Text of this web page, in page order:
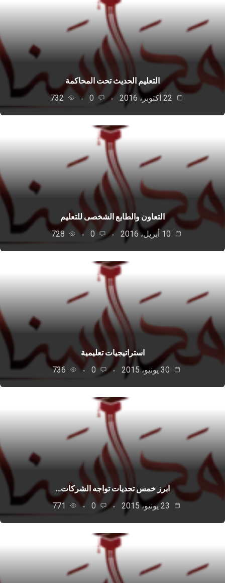
التعليم الحديث تحت المحاكمة
0
732
التعاون والطابع الشخصى للتعليم
0
728
استراتيجيات تعليمية
0
736
ابرز خمس تحديات تواجه الشركات…
0
771